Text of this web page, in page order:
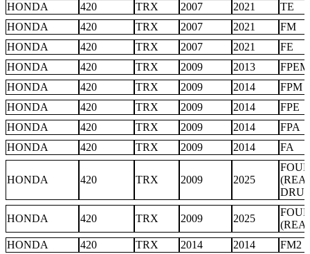
HONDA
420 TRX 2007 2021
TE
HONDA
420 TRX 2007 2021
FM
HONDA
420 TRX 2007 2021
FE
HONDA
420 TRX 2009 2013
FPEM
HONDA
420 TRX 2009 2014
FPM
HONDA
420 TRX 2009 2014
FPE
HONDA
420 TRX 2009 2014
FPA
HONDA
420 TRX 2009 2014 FA
HONDA 420 TRX 2009 2025
HONDA 420 TRX 2009 2025
HONDA
420 TRX 2014 2014
FM2